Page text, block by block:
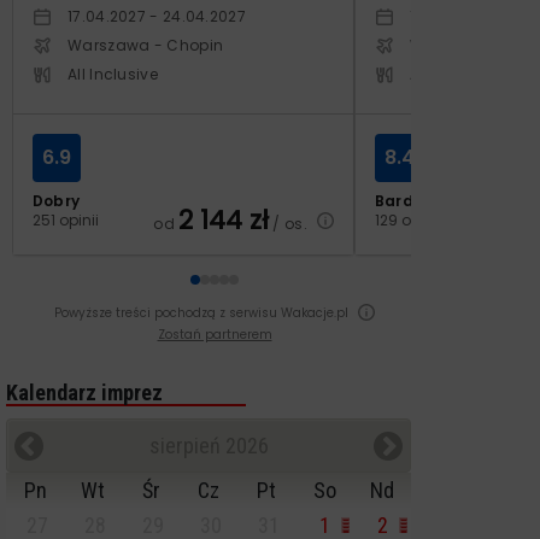
17.04.2027 - 24.04.2027
Warszawa - Chopin
All Inclusive
Dobry
251 opinii
6.9
od 2 144 zł/ os.
Warszawa -
Bardzo dobry
129 opinii
8.4
Powyższe treści pochodzą z serwisu Wakacje.pl
Zostań partnerem
Kalendarz imprez
Pn
Wt Śr Cz Pt So
Nd
1
2